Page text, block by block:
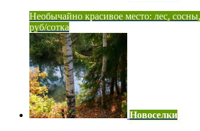
Необычайно красивое место: лес,
руб/сотка
Новоселки